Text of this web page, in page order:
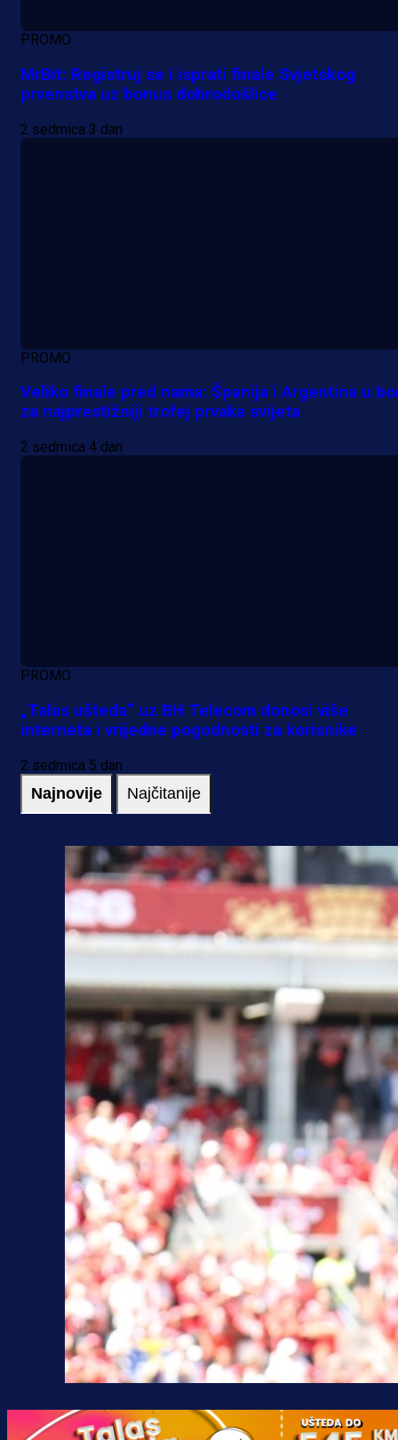
PROMO
MrBit: Registruj se i isprati finale Svjetskog
prvenstva uz bonus dobrodošlice
2 sedmica 3 dan
PROMO
Veliko finale pred nama: Španija i Argentina u
za najprestižniji trofej prvaka svijeta
2 sedmica 4 dan
PROMO
„Talas ušteda“ uz BH Telecom donosi više
interneta i vrijedne pogodnosti za korisnike
2 sedmica 5 dan
Najnovije Najčitanije